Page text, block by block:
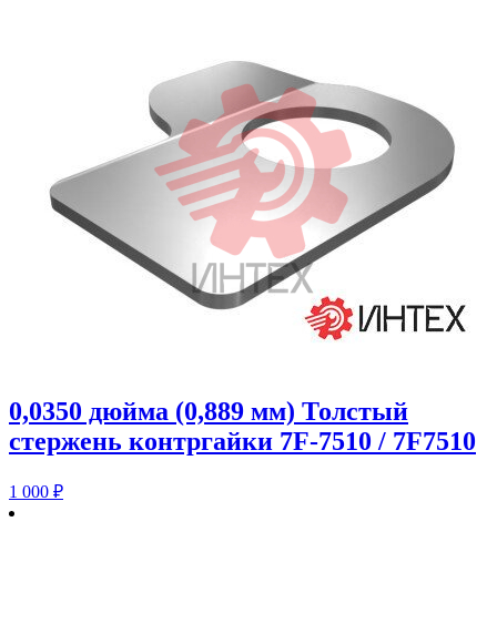
0,0350 дюйма (0,889 мм) Толстый
стержень контргайки 7F-7510 / 7F7510
1 000 ₽